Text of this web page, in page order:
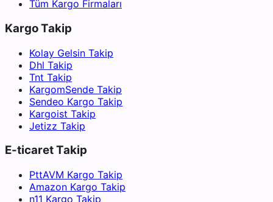
Tüm Kargo Firmaları
Kargo Takip
Kolay Gelsin Takip
Dhl Takip
Tnt Takip
KargomSende Takip
Sendeo Kargo Takip
Kargoist Takip
Jetizz Takip
E-ticaret Takip
PttAVM Kargo Takip
Amazon Kargo Takip
n11 Kargo Takip